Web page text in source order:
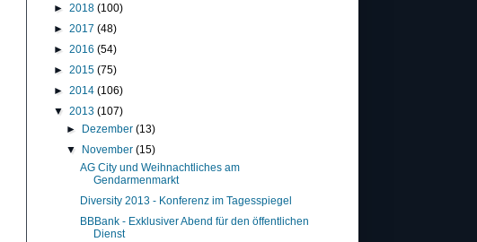
► 2018 (100)
► 2017 (48)
► 2016 (54)
► 2015 (75)
► 2014 (106)
▼ 2013 (107)
► Dezember(13)
▼ November(15)
AG City und Weihnachtliches am
Gendarmenmarkt
Diversity 2013 - Konferenz im Tagesspiegel
BBBank - Exklusiver Abend für den öffentlichen
Dienst